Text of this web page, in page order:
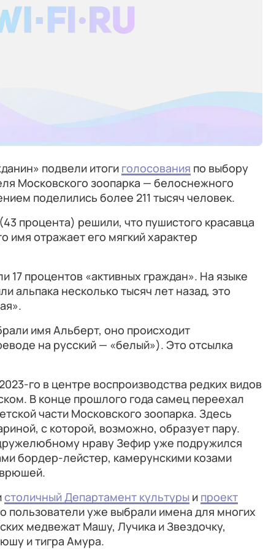
подвели итоги голосования по выбору
Московского зоопарка — белоснежного
поделились более 211 тысяч человек.
процента) решили, что пушистого красавца
имя отражает его мягкий характер
17 процентов «активных граждан». На языке
альпака несколько тысяч лет назад, это
имя Альберт, оно происходит
на русский — «белый»). Это отсылка
го в центре воспроизводства редких видов
В конце прошлого года самец переехал
части Московского зоопарка. Здесь
с которой, возможно, образует пару.
нраву Зефир уже подружился
бордер-лейстер, камерунскими козами
столичный Департамент культуры и проект
пользователи уже выбрали имена для многих
медвежат Машу, Лучика и Звездочку,
и тигра Амура.